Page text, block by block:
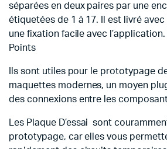
séparées en deux paires par une
étiquetées de 1 à 17. Il est livré
une fixation facile avec l’application.
Points
Ils sont utiles pour le prototypage
maquettes modernes, un moyen
des connexions entre les
Les Plaque D’essai sont
prototypage, car elles vous